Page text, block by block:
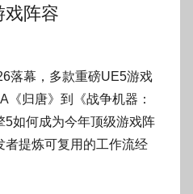
戏阵容
落幕，多款重磅UE5游戏
《归唐》到《战争机器：
5如何成为今年顶级游戏阵
者提炼可复用的工作流经